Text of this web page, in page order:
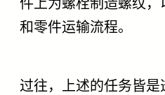
和零件运输流程。
过往，上述的任务皆